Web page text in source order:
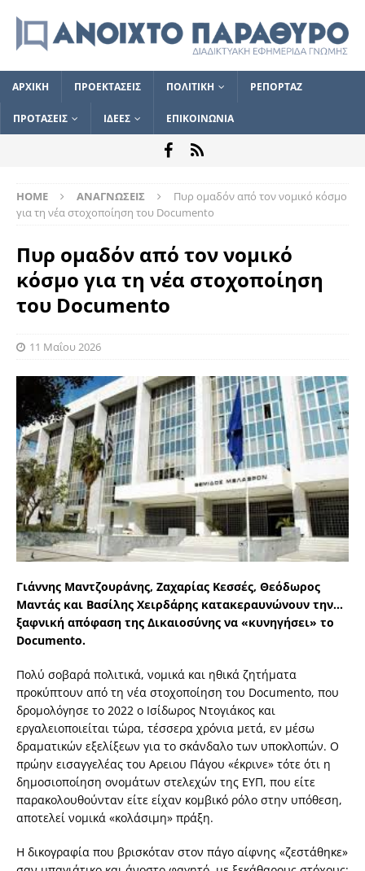
ΑΡΧΙΚΗ ΠΡΟΕΚΤΑΣΕΙΣ ΠΟΛΙΤΙΚΗ ΡΕΠΟΡΤΑΖ
ΠΡΟΤΑΣΕΙΣ ΙΔΕΕΣ ΕΠΙΚΟΙΝΩΝΙΑ
HOME ΑΝΑΓΝΩΣΕΙΣ
Πυρ ομα­δόν από τον νομικό κόσμο
για τη νέα στο­χο­ποίηση του Documento
Πυρ ομα­δόν από τον νομικό
κόσμο για τη νέα στο­χο­ποίηση
του Documento
11 Μαΐου 2026
Γιάν­νης Μαν­τζου­ράνης, Ζαχα­ρίας Κεσ­σές, Θεόδω­ρος
Μαντάς και Βασίλης Χειρ­δάρης κατα­κε­ραυ­νώ­νουν την…
ξαφ­νική απόφαση της Δικαιο­σύνης να «κυνη­γήσει» το
Documento.
Πολύ σοβαρά πολιτικά, νομικά και ηθικά ζητήματα
προκύπτουν από τη νέα στοχοποίηση του Documento, που
δρομολόγησε το 2022 ο Ισίδωρος Ντογιάκος και
εργαλειοποιείται τώρα, τέσσερα χρόνια μετά, εν μέσω
δραματικών εξελίξεων για το σκάνδαλο των υποκλοπών. Ο
πρώην εισαγγελέας του Αρειου Πάγου «έκρινε» τότε ότι η
δημοσιοποίηση ονομάτων στελεχών της ΕΥΠ, που είτε
παρακολουθούνταν είτε είχαν κομβικό ρόλο στην υπόθεση,
αποτελεί νομικά «κολάσιμη» πράξη.
Η δικογραφία που βρισκόταν στον πάγο αίφνης «ζεστάθηκε»